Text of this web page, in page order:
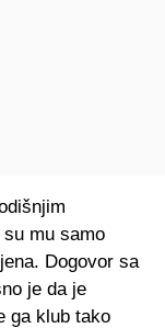
mu samo
Dogovor sa
je da je
ga klub tako